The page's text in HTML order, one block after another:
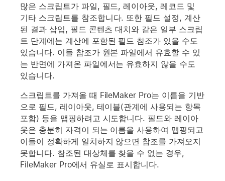
많은 스크립트가 파일, 필드, 레이아웃, 레코드 및
기타 스크립트를 참조합니다. 또한 필드 설정, 계산
된 결과 삽입, 필드 콘텐츠 대치와 같은 일부 스크립
트 단계에는 계산에 포함된 필드 참조가 있을 수도
있습니다. 이들 참조가 원본 파일에서 유효할 수 있
는 반면에 가져온 파일에서는 유효하지 않을 수도
있습니다.
스크립트를 가져올 때 FileMaker Pro는 이름을 기반
으로 필드, 레이아웃, 테이블(관계에 사용되는 항목
포함) 등을 맵핑하려고 시도합니다. 필드와 레이아
웃은 충분히 자격이 되는 이름을 사용하여 맵핑되고
이들이 정확하게 일치하지 않으면 참조를 가져오지
못합니다. 참조된 대상체를 찾을 수 없는 경우,
FileMaker Pro에서 유실로 표시합니다.